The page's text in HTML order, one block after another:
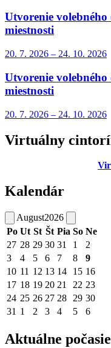
Utvorenie
miestnosti
20. 7. 2026 – 24. 10. 2026
Utvorenie
miestnosti
20. 7. 2026 – 24. 10. 2026
Virtuálny
Kalendár
August2026
Po Ut St Št Pia So Ne
27 28 29 30 31 1
2
3
4 5 6 7 8
9
10 11 12 13 14 15 16
17 18 19 20 21 22 23
24 25 26 27 28 29 30
31 1 2 3 4 5 6
Aktuálne počasie